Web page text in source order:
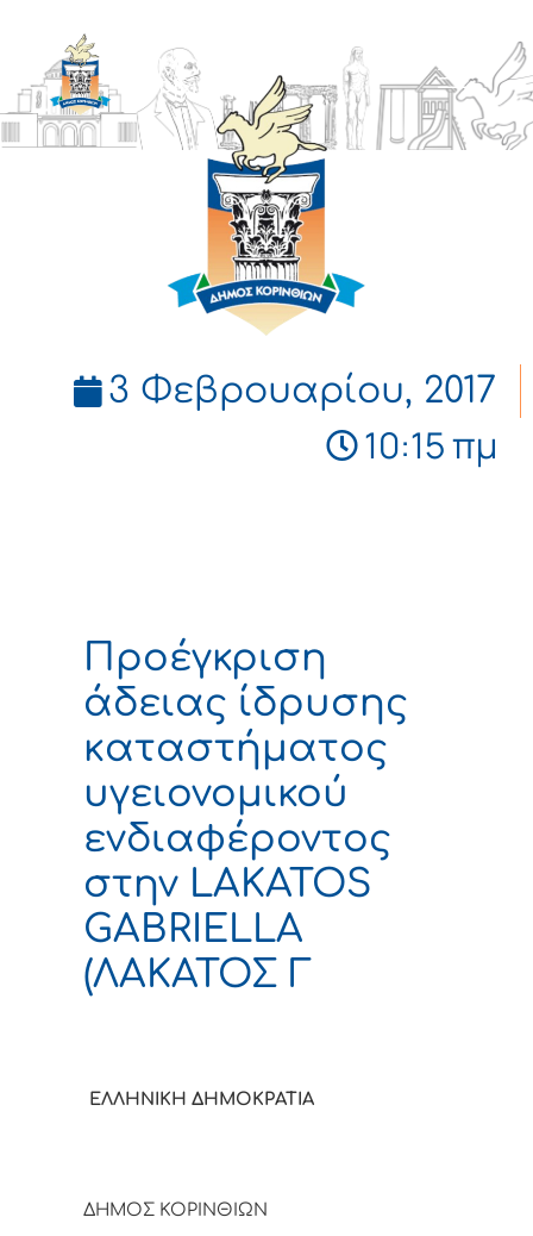
ΔΗΜΟΣ
ΚΟΡΙΝΘΙΩΝ
3 Φεβρουαρίου, 2017
10:15 πμ
Προέγκριση
άδειας ίδρυσης
καταστήματος
υγειονομικού
ενδιαφέροντος
στην LAKATOS
GABRIELLA
(ΛΑΚΑΤΟΣ Γ
ΕΛΛΗΝΙΚΗ ΔΗΜΟΚΡΑΤΙΑ
ΔΗΜΟΣ ΚΟΡΙΝΘΙΩΝ